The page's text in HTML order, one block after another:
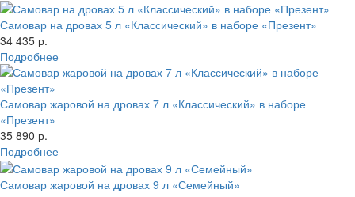
Самовар на дровах 5 л «Классический» в наборе «Презент»
34 435 р.
Подробнее
Самовар жаровой на дровах 7 л «Классический» в наборе
«Презент»
35 890 р.
Подробнее
Самовар жаровой на дровах 9 л «Семейный»